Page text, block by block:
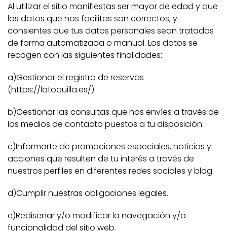
Al utilizar el sitio manifiestas ser mayor de edad y que
los datos que nos facilitas son correctos, y
consientes que tus datos personales sean tratados
de forma automatizada o manual. Los datos se
recogen con las siguientes finalidades:
a)Gestionar el registro de reservas
(https://latoquilla.es/).
b)Gestionar las consultas que nos envíes a través de
los medios de contacto puestos a tu disposición.
c)Informarte de promociones especiales, noticias y
acciones que resulten de tu interés a través de
nuestros perfiles en diferentes redes sociales y blog.
d)Cumplir nuestras obligaciones legales.
e)Rediseñar y/o modificar la navegación y/o
funcionalidad del sitio web.